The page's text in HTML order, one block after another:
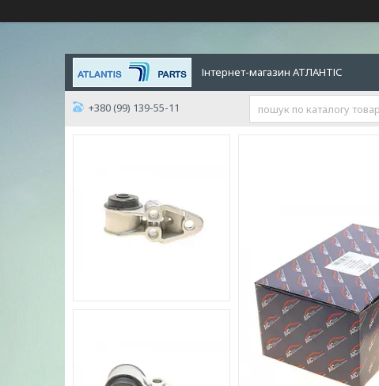
Інтернет-магазин АТЛАНТІС
+380 (99) 139-55-11